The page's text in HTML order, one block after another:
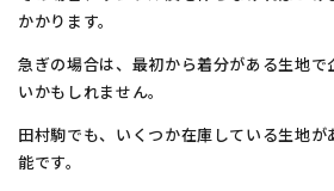
かかります。
急ぎの場合は、最初から着分がある生地で
いかもしれません。
田村駒でも、いくつか在庫している生地が
能です。